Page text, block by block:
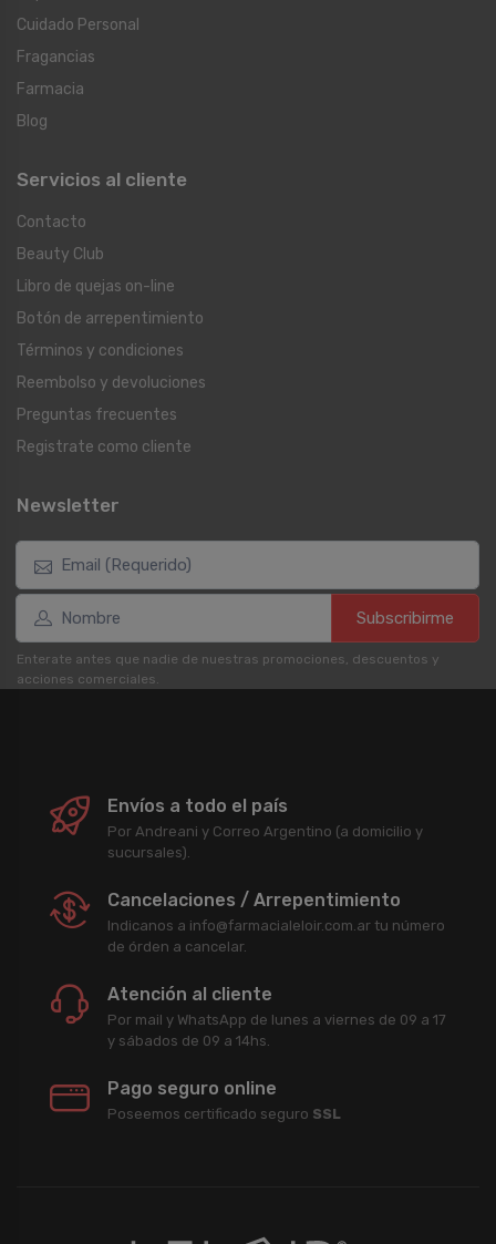
Cuidado Personal
Fragancias
Farmacia
Blog
Servicios al cliente
Contacto
Beauty Club
Libro de quejas on-line
Botón de arrepentimiento
Términos y condiciones
Reembolso y devoluciones
Preguntas frecuentes
Registrate como cliente
Newsletter
Subscribirme
Enterate antes que nadie de nuestras promociones, descuentos y
acciones comerciales.
Envíos a todo el país
Por Andreani y Correo Argentino (a domicilio y
sucursales).
Cancelaciones / Arrepentimiento
Indicanos a info@farmacialeloir.com.ar tu número
de órden a cancelar.
Atención al cliente
Por mail y WhatsApp de lunes a viernes de 09 a 17
y sábados de 09 a 14hs.
Pago seguro online
Poseemos certificado seguro SSL